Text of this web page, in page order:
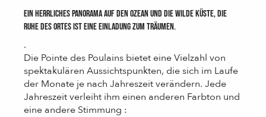
Ein herrliches Panorama auf den Ozean und die wilde Küste, die
Ruhe des Ortes ist eine Einladung zum Träumen.
.
Die Pointe des Poulains bietet eine Vielzahl von
spektakulären Aussichtspunkten, die sich im Laufe
der Monate je nach Jahreszeit verändern. Jede
Jahreszeit verleiht ihm einen anderen Farbton und
eine andere Stimmung :